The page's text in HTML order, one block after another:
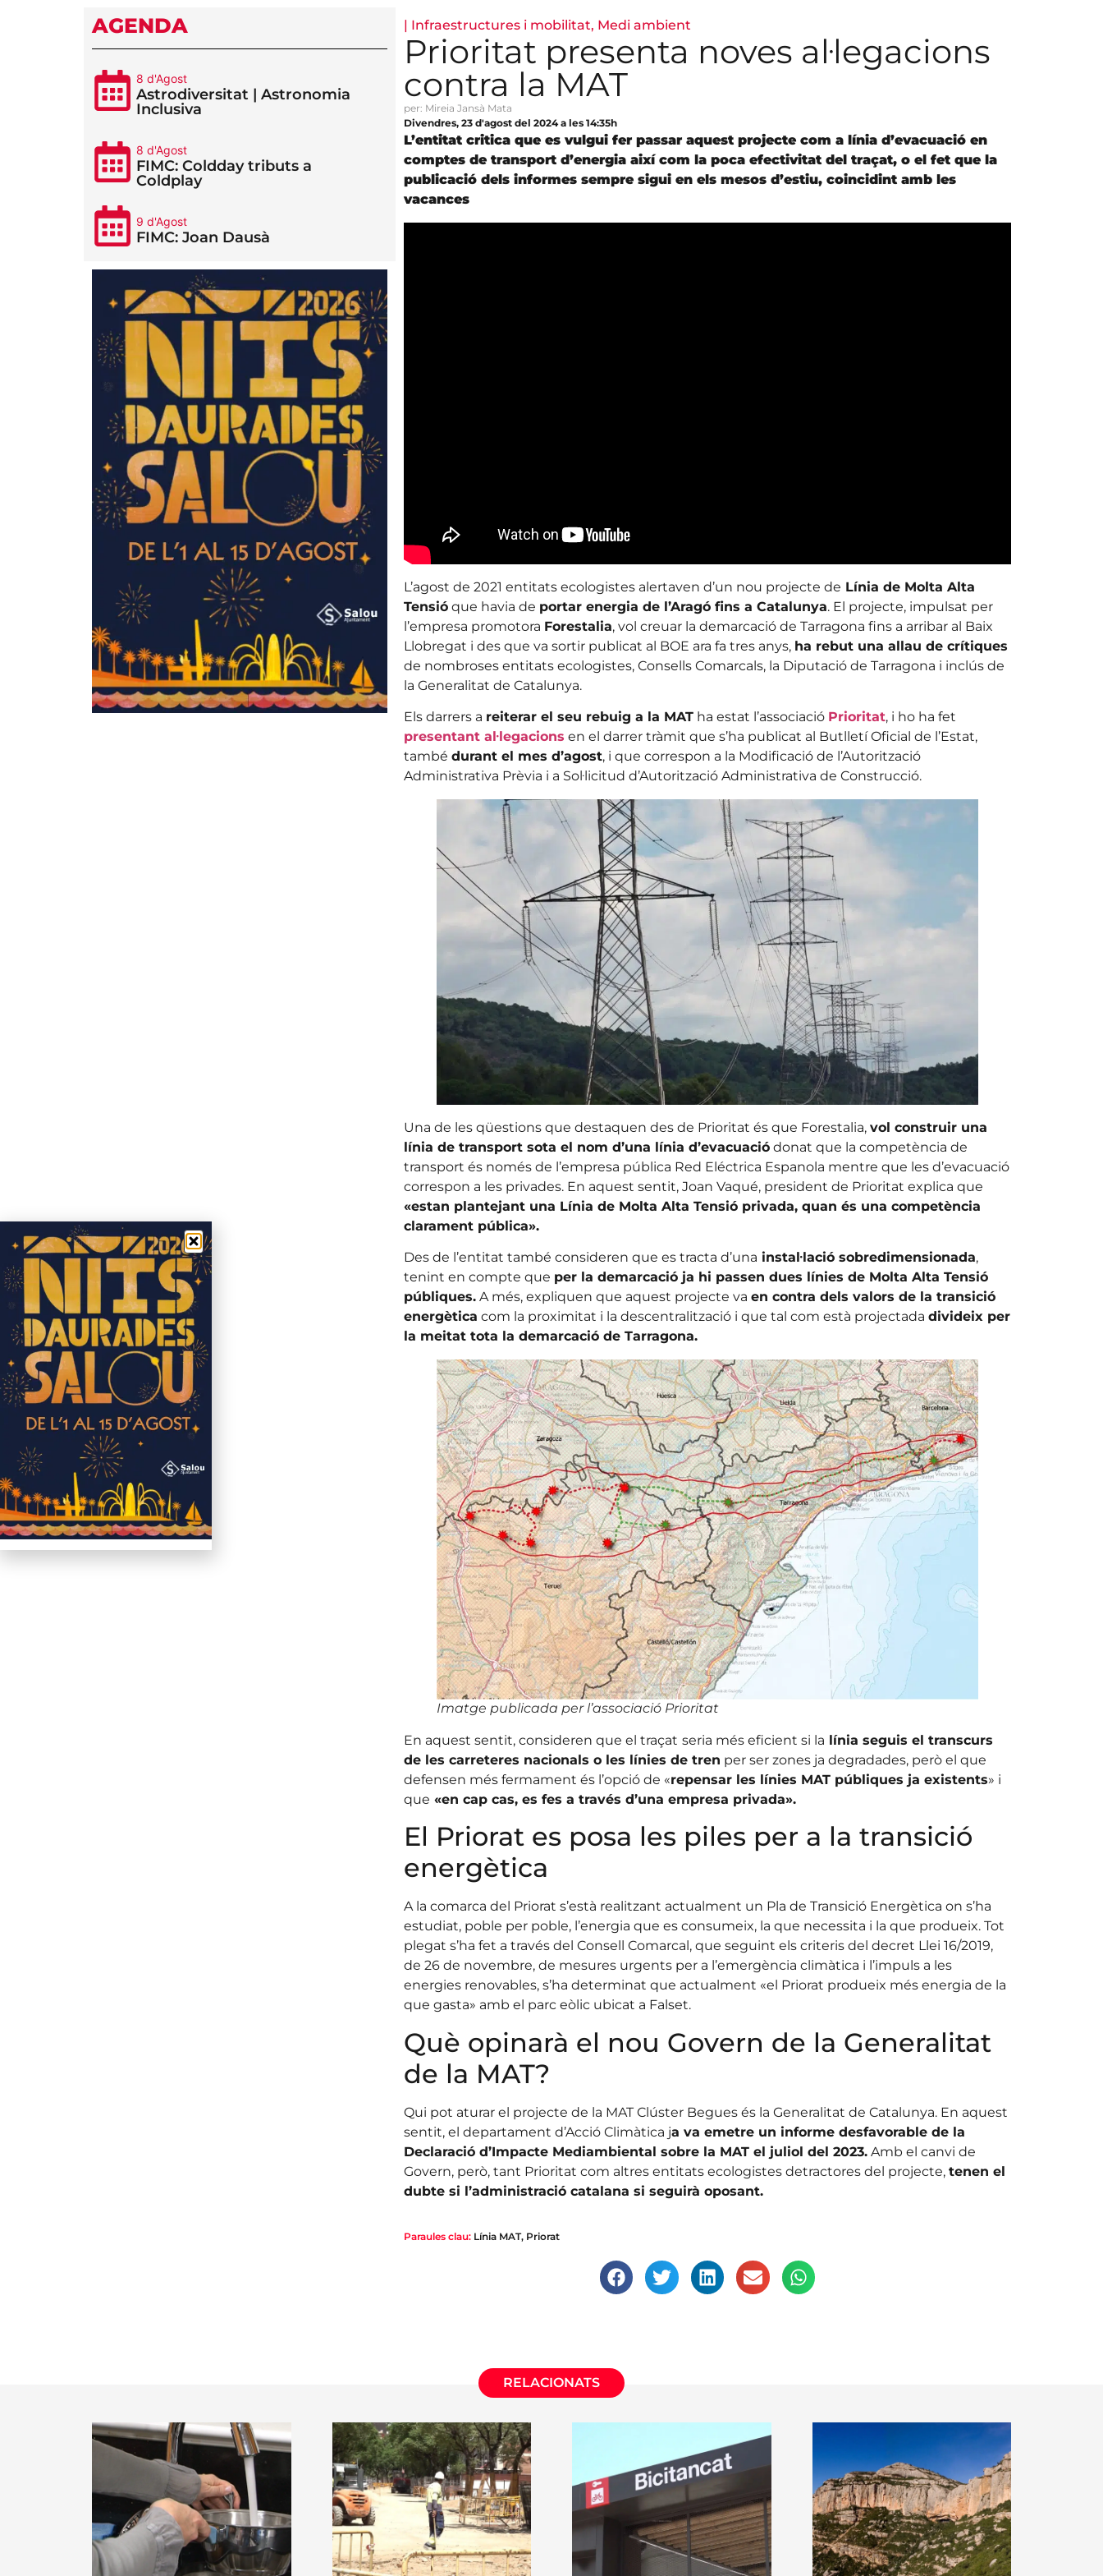
AGENDA
8 d'Agost
Astrodiversitat | Astronomia
Inclusiva
8 d'Agost
FIMC: Coldday tributs a
Coldplay
9 d'Agost
FIMC: Joan Dausà
| Infraestructures i mobilitat, Medi ambient
Prioritat presenta noves al·legacions
contra la MAT
per: Mireia Jansà Mata
Divendres, 23 d'agost del 2024 a les 14:35h
L’entitat critica que es vulgui fer passar aquest projecte com a línia d’evacuació en
comptes de transport d’energia així com la poca efectivitat del traçat, o el fet que la
publicació dels informes sempre sigui en els mesos d’estiu, coincidint amb les
vacances
L’agost de 2021 entitats ecologistes alertaven d’un nou projecte de Línia de Molta Alta
Tensióque havia de portar energia de l’Aragó fins a Catalunya. El projecte, impulsat per
l’empresa promotora Forestalia, vol creuar la demarcació de Tarragona fins a arribar al Baix
Llobregat i des que va sortir publicat al BOE ara fa tres anys, ha rebut una allau de crítiques
de nombroses entitats ecologistes, Consells Comarcals, la Diputació de Tarragona i inclús de
la Generalitat de Catalunya.
Els darrers a reiterar el seu rebuig a la MATha estat l’associació Prioritat, i ho ha fet
presentant al·legacions en el darrer tràmit que s’ha publicat al Butlletí Oficial de l’Estat,
també durant el mes d’agost, i que correspon a la Modificació de l’Autorització
Administrativa Prèvia i a Sol·licitud d’Autorització Administrativa de Construcció.
Una de les qüestions que destaquen des de Prioritat és que Forestalia, vol construir una
línia de transport sota el nom d’una línia d’evacuaciódonat que la competència de
transport és només de l’empresa pública Red Eléctrica Espanola mentre que les d’evacuació
correspon a les privades. En aquest sentit, Joan Vaqué, president de Prioritat explica que
«estan plantejant una Línia de Molta Alta Tensió privada, quan és una competència
clarament pública».
Des de l’entitat també consideren que es tracta d’una instal·lació sobredimensionada,
tenint en compte que per la demarcació ja hi passen dues línies de Molta Alta Tensió
públiques.A més, expliquen que aquest projecte va en contra dels valors de la transició
energètica com la proximitat i la descentralització i que tal com està projectada divideix per
la meitat tota la demarcació de Tarragona.
Imatge publicada per l’associació Prioritat
En aquest sentit, consideren que el traçat seria més eficient si la línia seguis el transcurs
de les carreteres nacionals o les línies de tren per ser zones ja degradades, però el que
defensen més fermament és l’opció de «repensar les línies MAT públiques ja existents» i
que «en cap cas, es fes a través d’una empresa privada».
El Priorat es posa les piles per a la transició
energètica
A la comarca del Priorat s’està realitzant actualment un Pla de Transició Energètica on s’ha
estudiat, poble per poble, l’energia que es consumeix, la que necessita i la que produeix. Tot
plegat s’ha fet a través del Consell Comarcal, que seguint els criteris del decret Llei 16/2019,
de 26 de novembre, de mesures urgents per a l’emergència climàtica i l’impuls a les
energies renovables, s’ha determinat que actualment «el Priorat produeix més energia de la
que gasta» amb el parc eòlic ubicat a Falset.
Què opinarà el nou Govern de la Generalitat
de la MAT?
Qui pot aturar el projecte de la MAT Clúster Begues és la Generalitat de Catalunya. En aquest
sentit, el departament d’Acció Climàtica ja va emetre un informe desfavorable de la
Declaració d’Impacte Mediambiental sobre la MAT el juliol del 2023.Amb el canvi de
Govern, però, tant Prioritat com altres entitats ecologistes detractores del projecte, tenen el
dubte si l’administració catalana si seguirà oposant.
Paraules clau: Línia MAT, Priorat
RELACIONATS